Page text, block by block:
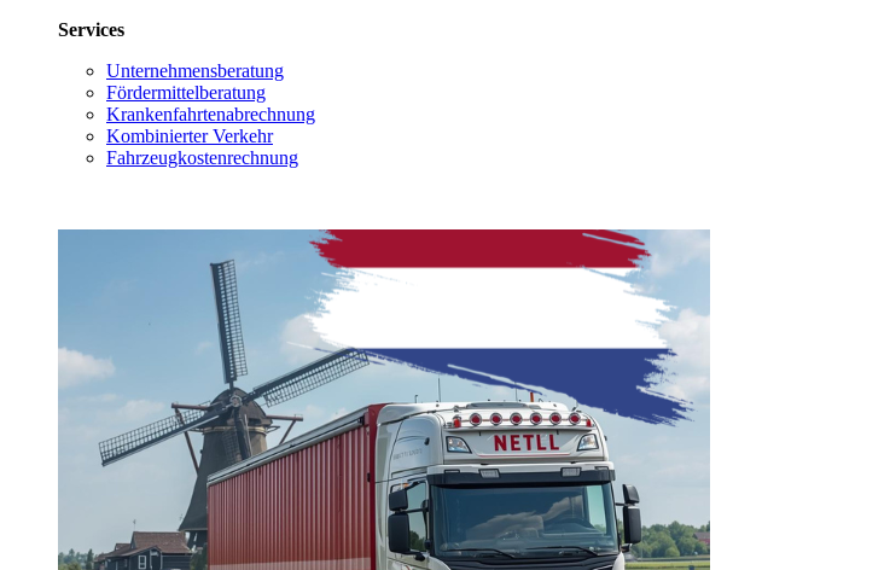
Services
Unternehmensberatung
Fördermittelberatung
Krankenfahrtenabrechnung
Kombinierter Verkehr
Fahrzeugkostenrechnung